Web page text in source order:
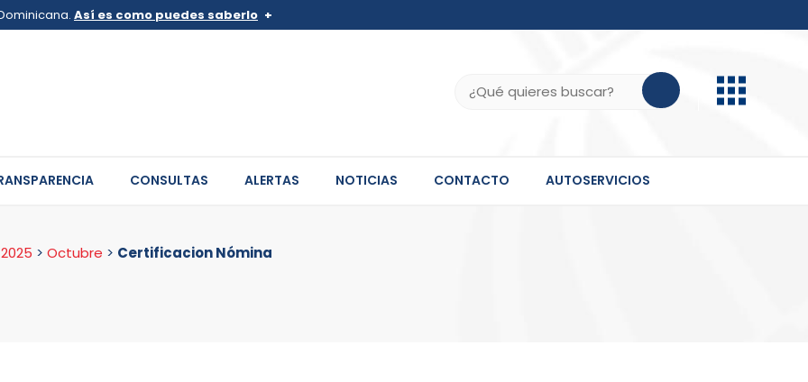
Así es como puedes saberlo
de .gob.do o .gov.do. Comparte información confidencial solo en este tipo de
CONSULTAS ALERTAS NOTICIAS CONTACTO AUTOSERVICIOS
2025 > Octubre > Certificacion Nómina